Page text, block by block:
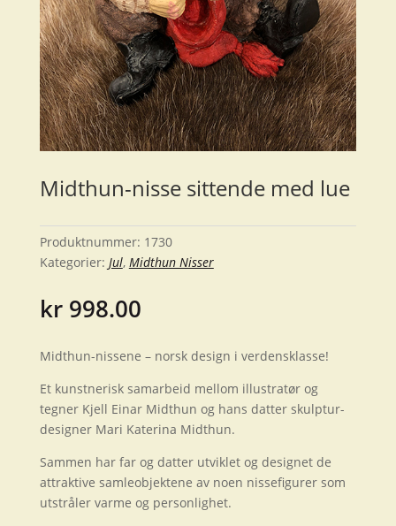
Midthun-nisse sittende med lue
Produktnummer: 1730
Kategorier: Jul, Midthun Nisser
kr998.00
Midthun-nissene – norsk design i verdensklasse!
Et kunstnerisk samarbeid mellom illustratør og
tegner Kjell Einar Midthun og hans datter skulptur-
designer Mari Katerina Midthun.
Sammen har far og datter utviklet og designet de
attraktive samleobjektene av noen nissefigurer som
utstråler varme og personlighet.